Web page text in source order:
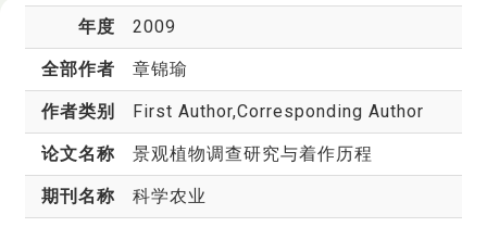
年度 2009
全部作者 章锦瑜
作者类别 First Author,Corresponding Author
论文名称 景观植物调查研究与着作历程
期刊名称 科学农业